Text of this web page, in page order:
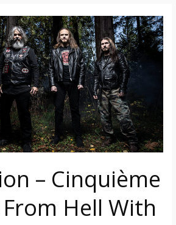
– Cinquième
Hell With